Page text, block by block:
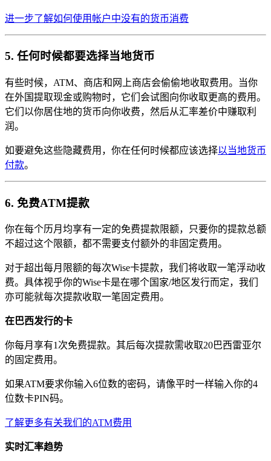
进一步了解如何使用帐户中没有的货币消费
5. 任何时候都要选择当地货币
有些时候，ATM、商店和网上商店会偷偷地收取费用。当你
在外国提取现金或购物时，它们会试图向你收取更高的费用。
它们以你居住地的货币向你收费，然后从汇率差价中赚取利
润。
如要避免这些隐藏费用，你在任何时候都应该选择以当地货币
付款。
6. 免费ATM提款
你在每个历月均享有一定的免费提款限额，只要你的提款总额
不超过这个限额，都不需要支付额外的非固定费用。
对于超出每月限额的每次Wise卡提款，我们将收取一笔浮动收
费。具体视乎你的Wise卡是在哪个国家/地区发行而定，我们
亦可能就每次提款收取一笔固定费用。
在巴西发行的卡
你每月享有1次免费提款。其后每次提款需收取20巴西雷亚尔
的固定费用。
如果ATM要求你输入6位数的密码，请像平时一样输入你的4
位数卡PIN码。
了解更多有关我们的ATM费用
实时汇率趋势